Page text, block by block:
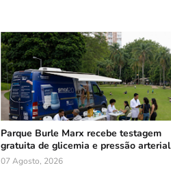
Parque Burle Marx recebe testagem
gratuita de glicemia e pressão arterial
07 Agosto, 2026